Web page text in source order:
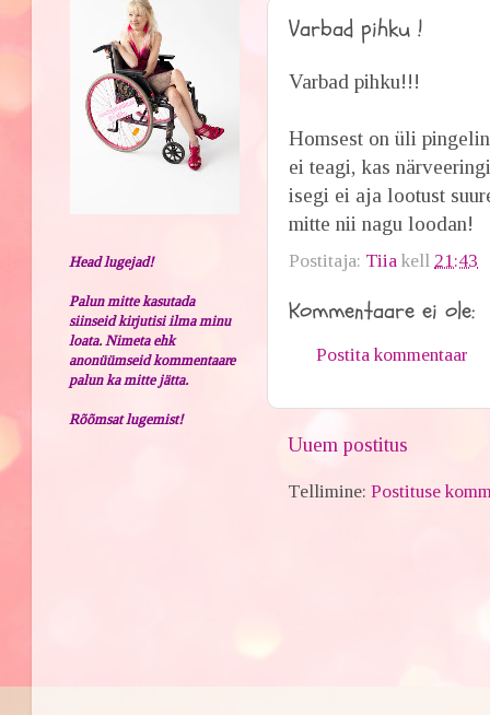
Varbad pihku !
Varbad pihku!!!
Homsest on üli
ei teagi, kas
isegi ei aja lootust
mitte nii nagu loodan!
Postitaja: Tiia kell 21:43
Kommentaare ei ole:
Postita kommentaar
Uuem postitus
Tellimine:Postituse
Head lugejad!
Palun mitte kasutada
siinseid kirjutisi ilma minu
loata. Nimeta ehk
anonüümseid kommentaare
palun ka mitte jätta.
Rõõmsat lugemist!